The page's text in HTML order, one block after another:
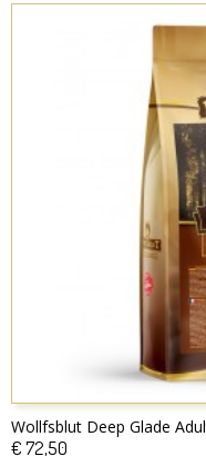
Wollfsblut Deep Glade
€ 72,50